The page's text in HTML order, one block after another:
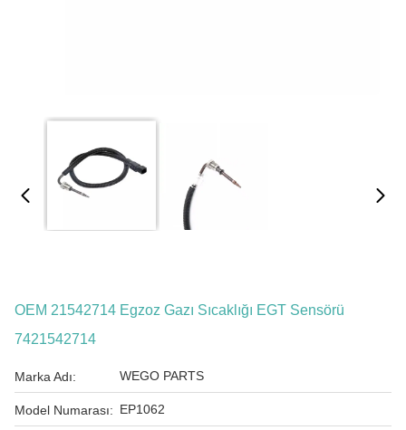
OEM 21542714 Egzoz Gazı Sıcaklığı EGT Sensörü
7421542714
Marka Adı: WEGO PARTS
Model Numarası: EP1062